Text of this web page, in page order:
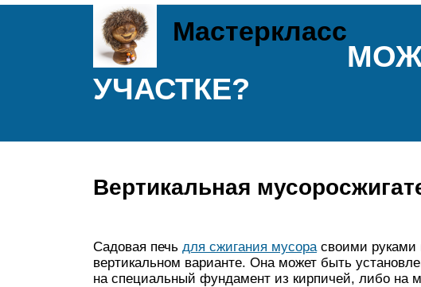
Мастеркласс
УЧАСТКЕ?
Вертикальная
Садовая печь для сжигания мусорасвоими руками
вертикальном варианте. Она может быть
на специальный фундамент из кирпичей, либо на